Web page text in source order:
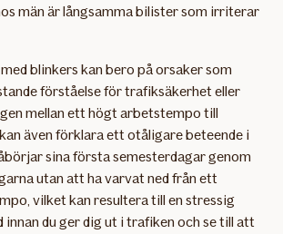
män är långsamma bilister som irriterar
blinkers kan bero på orsaker som
förståelse för trafiksäkerhet eller
mellan ett högt arbetstempo till
även förklara ett otåligare beteende i
sina första semesterdagar genom
utan att ha varvat ned från ett
vilket kan resultera till en stressig
innan du ger dig ut i trafiken och se till att